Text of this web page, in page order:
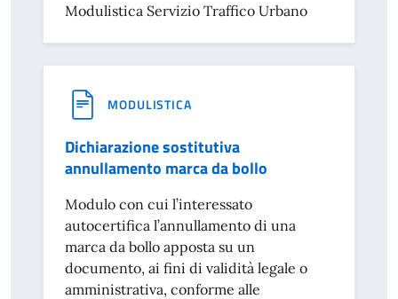
Modulistica Servizio Traffico Urbano
MODULISTICA
Dichiarazione sostitutiva
annullamento marca da bollo
Modulo con cui l’interessato
autocertifica l’annullamento di una
marca da bollo apposta su un
documento, ai fini di validità legale o
amministrativa, conforme alle